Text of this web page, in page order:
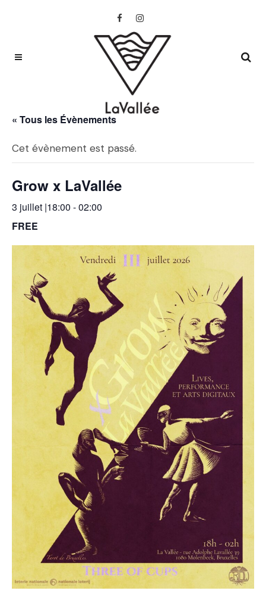
« Tous les Évènements
Cet évènement est passé.
Grow x LaVallée
3 juillet |18:00 -02:00
FREE